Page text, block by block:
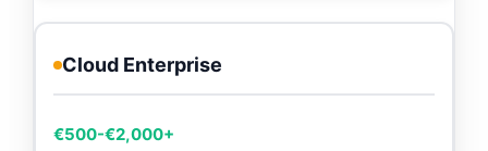
Cloud Enterprise
€500-€2,000+